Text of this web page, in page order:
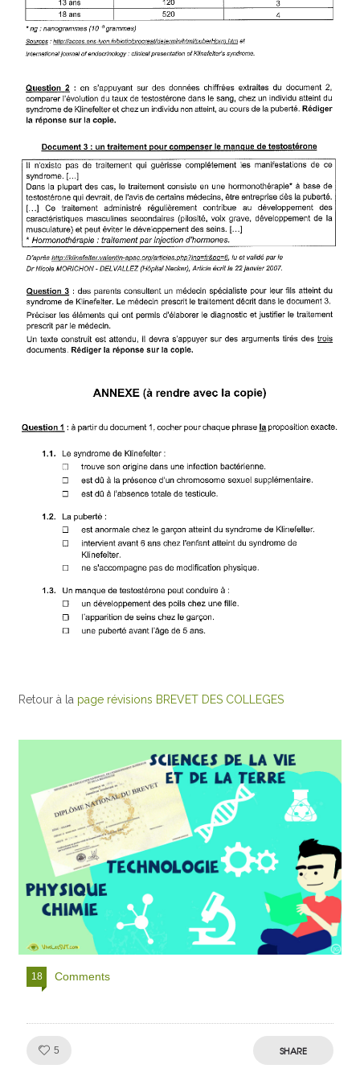
Retour à la page révisions BREVET DES COLLEGES
18 Comments
5 SHARE